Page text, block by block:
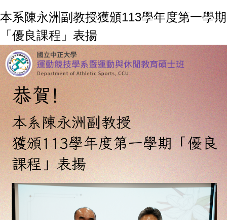
本系陳永洲副教授獲頒113學年度第一學期
「優良課程」表揚